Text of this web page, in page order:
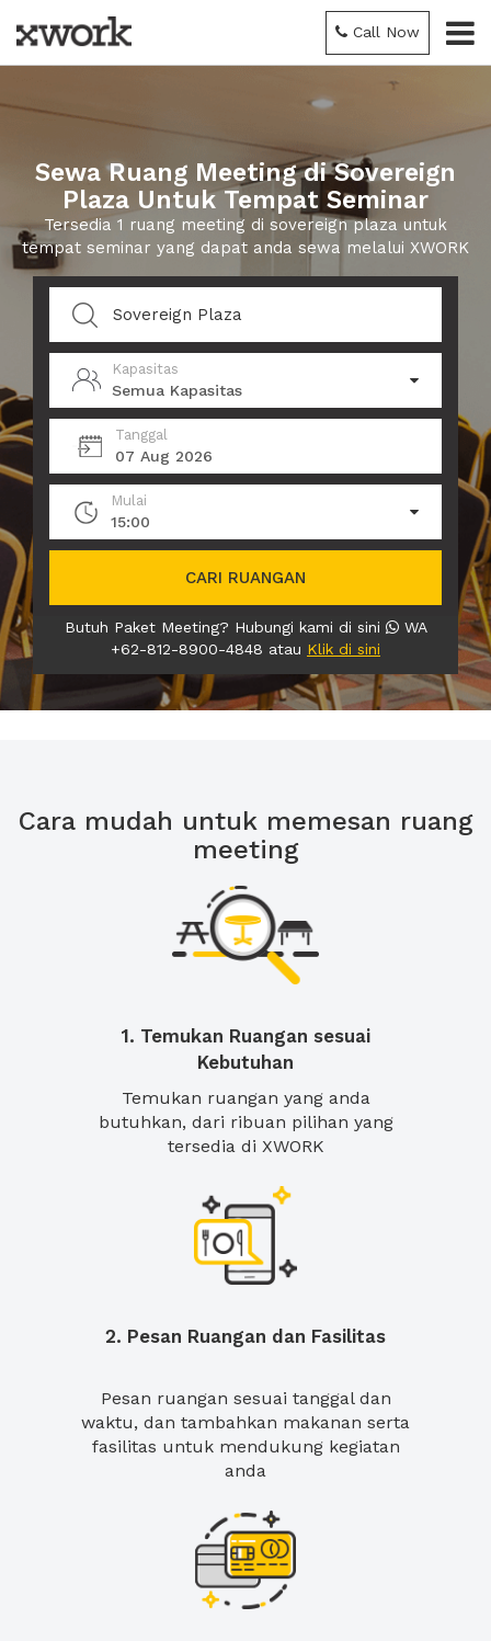
Call Now
Sewa Ruang Meeting di Sovereign
Plaza Untuk Tempat Seminar
Tersedia 1 ruang meeting di sovereign plaza untuk
tempat seminar yang dapat anda sewa melalui XWORK
Kapasitas
Semua Kapasitas
Tanggal
07 Aug 2026
Mulai
15:00
CARI RUANGAN
Butuh Paket Meeting? Hubungi kami di sini
WA
+62-812-8900-4848 atau Klik di sini
Cara mudah untuk memesan ruang
meeting
1. Temukan Ruangan sesuai
Kebutuhan
Temukan ruangan yang anda
butuhkan, dari ribuan pilihan yang
tersedia di XWORK
2. Pesan Ruangan dan Fasilitas
Pesan ruangan sesuai tanggal dan
waktu, dan tambahkan makanan serta
fasilitas untuk mendukung kegiatan
anda